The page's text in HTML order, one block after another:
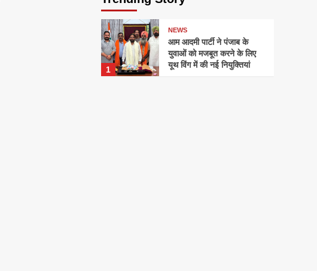
1
NEWS
आम आदमी पार्टी ने पंजाब के
युवाओं को मजबूत करने के लिए
यूथ विंग में की नई नियुक्तियां